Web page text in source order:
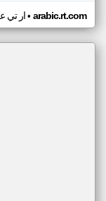
ار تي• arabic.rt.com